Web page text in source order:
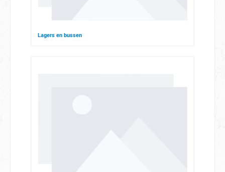
Lagers en bussen